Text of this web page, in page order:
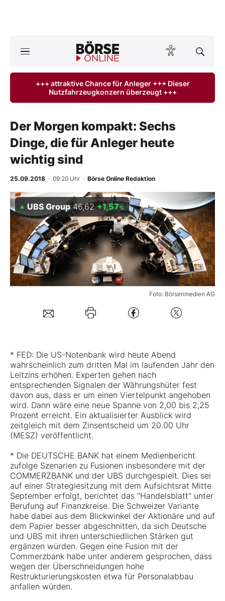
ktuelle Ausgabe BÖRSE ONLINE lesen
Finanz-Check
Abo & Shop
BO-Musterdepots
Experten
Mein B:O
Mein Konto
Folgen Sie uns
+++ attraktive Chance für Anleger +++ Dieser
Nutzfahrzeugkonzern überzeugt +++
Der Morgen kompakt: Sechs
Dinge, die für Anleger heute
wichtig sind
25.09.2018 · 09:20 Uhr · Börse Online Redaktion
Foto: Börsenmedien AG
UBS Group 46,62 +1,57%
* FED: Die US-Notenbank wird heute Abend
wahrscheinlich zum dritten Mal im laufenden Jahr den
Leitzins erhöhen. Experten gehen nach
entsprechenden Signalen der Währungshüter fest
davon aus, dass er um einen Viertelpunkt angehoben
wird. Dann wäre eine neue Spanne von 2,00 bis 2,25
Prozent erreicht. Ein aktualisierter Ausblick wird
zeitgleich mit dem Zinsentscheid um 20.00 Uhr
(MESZ) veröffentlicht.
* Die DEUTSCHE BANK hat einem Medienbericht
zufolge Szenarien zu Fusionen insbesondere mit der
COMMERZBANK und der UBS durchgespielt. Dies sei
auf einer Strategiesitzung mit dem Aufsichtsrat Mitte
September erfolgt, berichtet das "Handelsblatt" unter
Berufung auf Finanzkreise. Die Schweizer Variante
habe dabei aus dem Blickwinkel der Aktionäre und auf
dem Papier besser abgeschnitten, da sich Deutsche
und UBS mit ihren unterschiedlichen Stärken gut
ergänzen würden. Gegen eine Fusion mit der
Commerzbank habe unter anderem gesprochen, dass
wegen der Überschneidungen hohe
Restrukturierungskosten etwa für Personalabbau
anfallen würden.